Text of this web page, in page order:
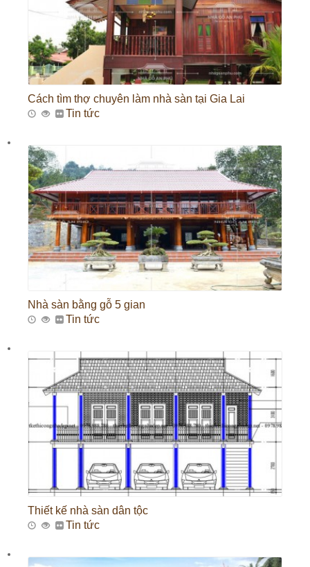
Cách tìm thợ chuyên làm nhà sàn tại Gia Lai
Tin tức
Nhà sàn bằng gỗ 5 gian
Tin tức
Thiết kế nhà sàn dân tộc
Tin tức